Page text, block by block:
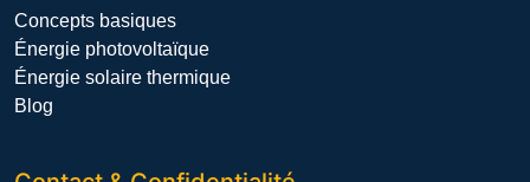
Concepts basiques
Énergie photovoltaïque
Énergie solaire thermique
Blog